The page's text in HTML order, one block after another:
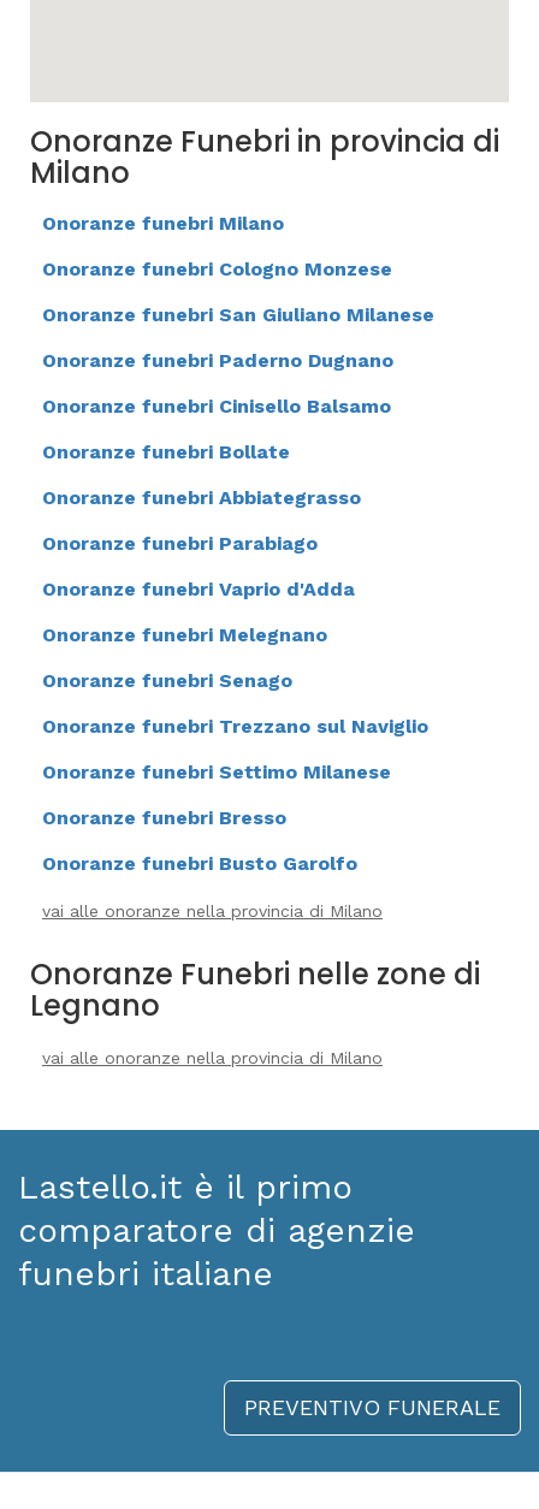
Onoranze Funebri in provincia di
Milano
Onoranze funebri Milano
Onoranze funebri Cologno Monzese
Onoranze funebri San Giuliano Milanese
Onoranze funebri Paderno Dugnano
Onoranze funebri Cinisello Balsamo
Onoranze funebri Bollate
Onoranze funebri Abbiategrasso
Onoranze funebri Parabiago
Onoranze funebri Vaprio d'Adda
Onoranze funebri Melegnano
Onoranze funebri Senago
Onoranze funebri Trezzano sul Naviglio
Onoranze funebri Settimo Milanese
Onoranze funebri Bresso
Onoranze funebri Busto Garolfo
vai alle onoranze nella provincia di Milano
Onoranze Funebri nelle zone di
Legnano
vai alle onoranze nella provincia di Milano
Lastello.it è il primo
comparatore di agenzie
funebri italiane
PREVENTIVO FUNERALE